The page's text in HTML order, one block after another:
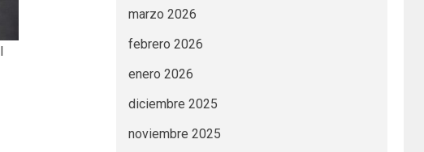
marzo 2026
febrero 2026
enero 2026
diciembre 2025
noviembre 2025